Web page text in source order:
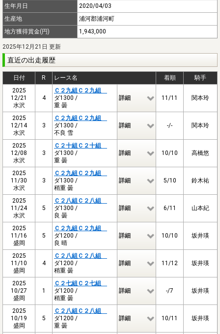
生年月日
2020/04/03
生産地
浦河郡浦河町
地方獲得賞金(円)
1,943,000
2025年12月21日 更新
直近の出走履歴
日付 R レース名 着順
騎手
2025
12/21
水沢
4
Ｃ２九組Ｃ２九組
ダ1300 /
重 曇
詳細 11/11 関本玲
2025
12/14
水沢
3
Ｃ２九組Ｃ２九組
ダ1300 /
不良 雪
詳細 -/- 関本玲
2025
12/08
水沢
3
Ｃ２十組Ｃ２十組
ダ1300 /
重 曇
詳細 10/10 高橋悠
2025
11/30
水沢
3
Ｃ２九組Ｃ２九組
ダ1300 /
稍重 曇
詳細 5/10 鈴木祐
2025
11/24
水沢
5
Ｃ２八組Ｃ２八組
ダ1300 /
良 曇
詳細 6/11 山本紀
2025
11/16
盛岡
5
Ｃ２九組Ｃ２九組
ダ1200 /
良 晴
詳細 10/10 坂井瑛
2025
11/10
盛岡
4
Ｃ２八組Ｃ２八組
ダ1200 /
稍重 曇
詳細 11/12 坂井瑛
2025
10/27
盛岡
1
Ｃ２七組Ｃ２七組
ダ1200 /
稍重 曇
詳細 -/7 坂井瑛
2025
10/19
盛岡
5
Ｃ２八組Ｃ２八組
ダ1200 /
重 曇
詳細 10/11 坂井瑛